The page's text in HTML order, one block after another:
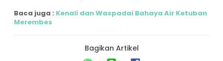
Baca juga : Kenali dan Waspadai Bahaya Air Ketuban
Merembes
Bagikan Artikel